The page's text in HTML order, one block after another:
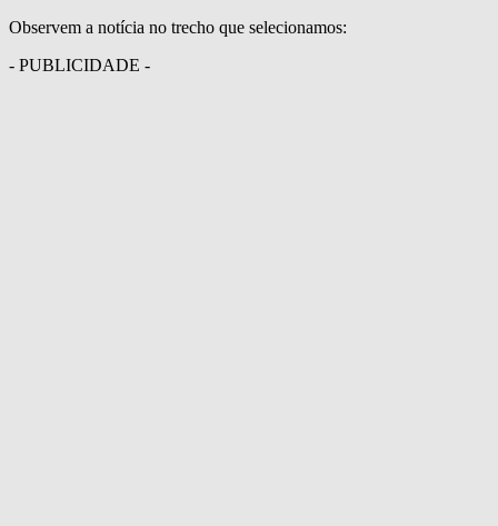
Observem a notícia no trecho que selecionamos:
- PUBLICIDADE -